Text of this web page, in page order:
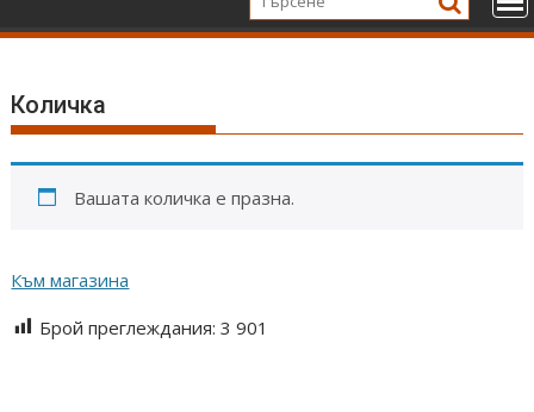
Количка
Вашата количка е празна.
Към магазина
Брой преглеждания: 3 901